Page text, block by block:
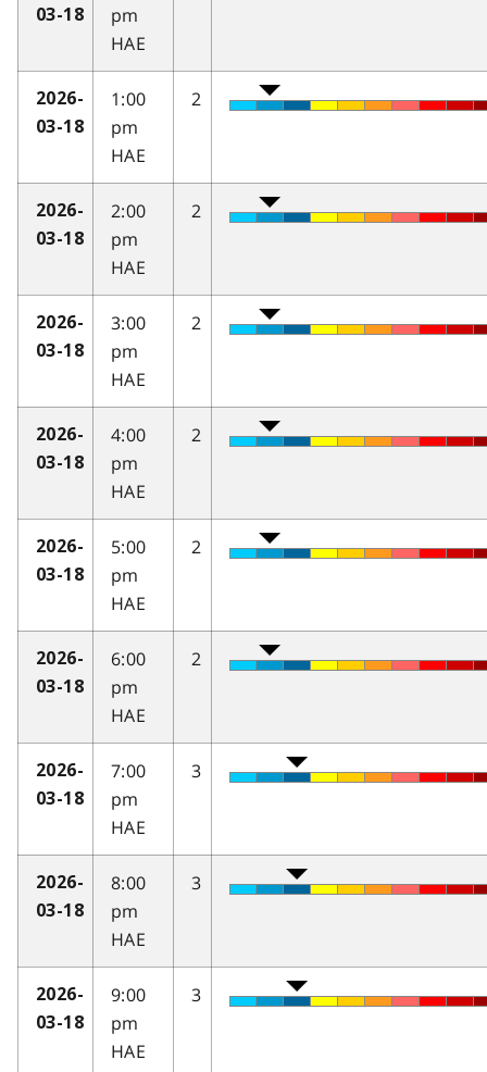
03-18
pm
HAE
2026-
03-18
1:00
pm
HAE
2
2026-
03-18
2:00
pm
HAE
2
2026-
03-18
3:00
pm
HAE
2
2026-
03-18
4:00
pm
HAE
2
2026-
03-18
5:00
pm
HAE
2
2026-
03-18
6:00
pm
HAE
2
2026-
03-18
7:00
pm
HAE
3
2026-
03-18
8:00
pm
HAE
3
2026-
03-18
9:00
pm
HAE
3